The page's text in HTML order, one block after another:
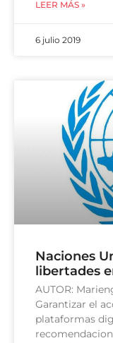
LEER MÁS »
6 julio 2019
Naciones
libertades
AUTOR:
Garantizar el
plataformas